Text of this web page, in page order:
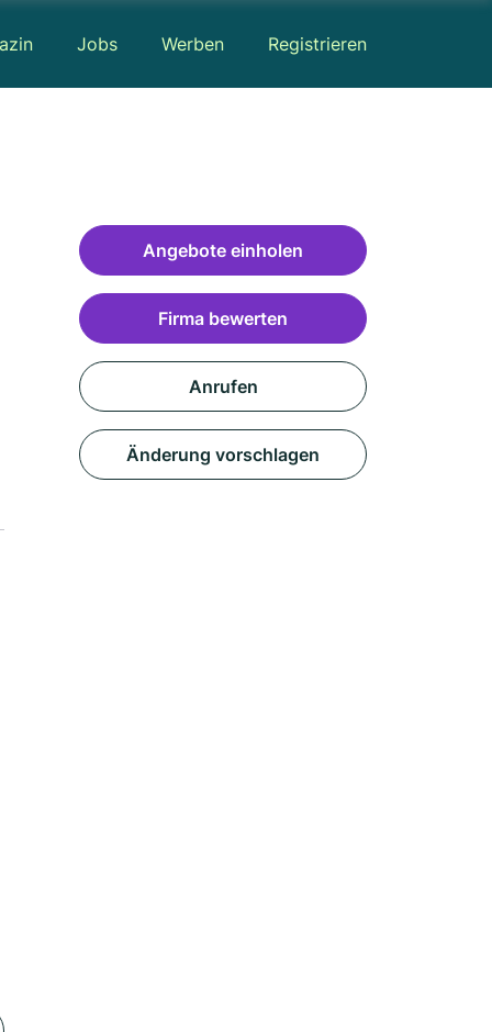
Jobs Werben Registrieren
Angebote einholen
Firma bewerten
Anrufen
Änderung vorschlagen